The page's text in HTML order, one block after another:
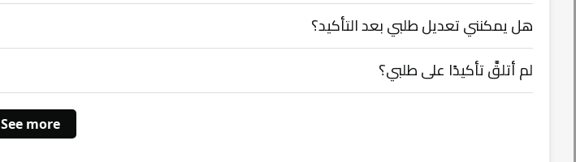
هل يمكنني تعديل طلبي بعد التأكيد؟
لم أتلقَّ تأكيدًا على طلبي؟
See more